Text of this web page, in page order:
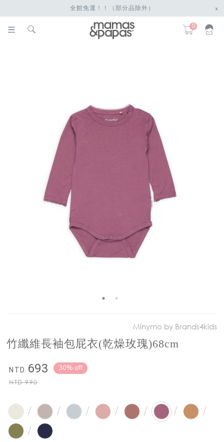
全館免運！！（部分品除外） x
0
Minymo by Brands4kids
竹纖維長袖包屁衣(乾燥玫瑰)68cm
NTD 693
NTD990
30% off
/ / / / / /
/
/